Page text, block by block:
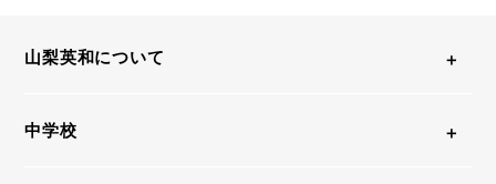
山梨英和について
中学校